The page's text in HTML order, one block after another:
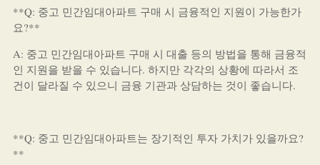
**Q: 중고 민간임대아파트 구매 시 금융적인 지원이 가능한가
요?**
A: 중고 민간임대아파트 구매 시 대출 등의 방법을 통해 금융적
인 지원을 받을 수 있습니다. 하지만 각각의 상황에 따라서 조
건이 달라질 수 있으니 금융 기관과 상담하는 것이 좋습니다.
**Q: 중고 민간임대아파트는 장기적인 투자 가치가 있을까요?
**